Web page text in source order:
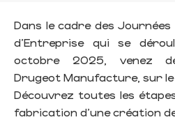
Dans le cadre des Journées
d'Entreprise qui se
octobre 2025, venez
Drugeot Manufacture, sur
Découvrez toutes les
fabrication d'une création